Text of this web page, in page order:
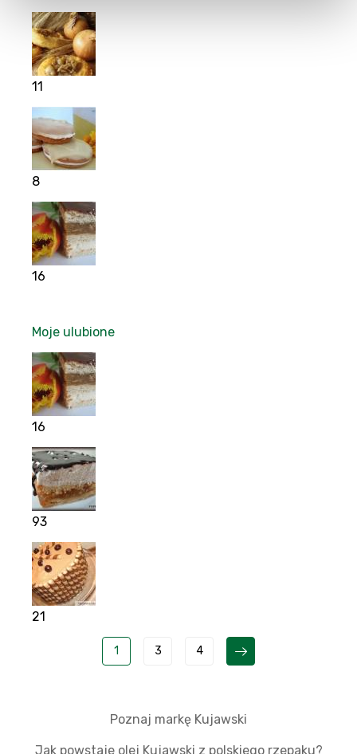
11
8
16
Moje ulubione
16
93
21
1 3 4
Poznaj markę Kujawski
Jak powstaje olej Kujawski z polskiego rzepaku?